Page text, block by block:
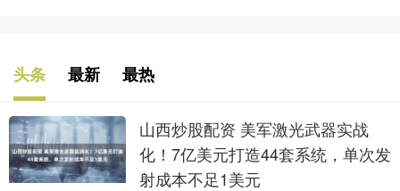
头条 最新 最热
山西炒股配资 美军激光武器实战
化！7亿美元打造44套系统，单次发
射成本不足1美元